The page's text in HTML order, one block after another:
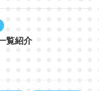
覧紹介